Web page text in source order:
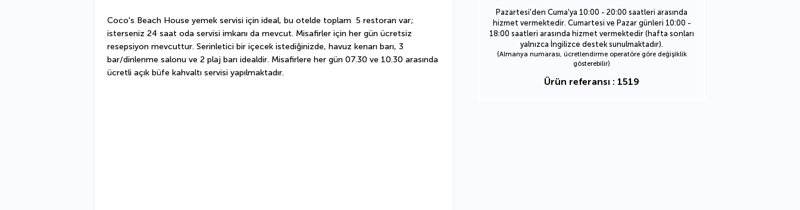
Pazartesi'den Cuma'ya 10:00 - 20:00 saatleri arasında
hizmet vermektedir. Cumartesi ve Pazar günleri 10:00 -
18:00 saatleri arasında hizmet vermektedir (hafta sonları
yalnızca İngilizce destek sunulmaktadır).
(Almanya numarası, ücretlendirme operatöre göre değişiklik
gösterebilir)
Ürün referansı : 1519
Coco's Beach House yemek servisi için ideal, bu otelde toplam  5 restoran var;
isterseniz 24 saat oda servisi imkanı da mevcut. Misafirler için her gün ücretsiz
resepsiyon mevcuttur. Serinletici bir içecek istediğinizde, havuz kenarı barı, 3
bar/dinlenme salonu ve 2 plaj barı idealdir. Misafirlere her gün 07.30 ve 10.30 arasında
ücretli açık büfe kahvaltı servisi yapılmaktadır.